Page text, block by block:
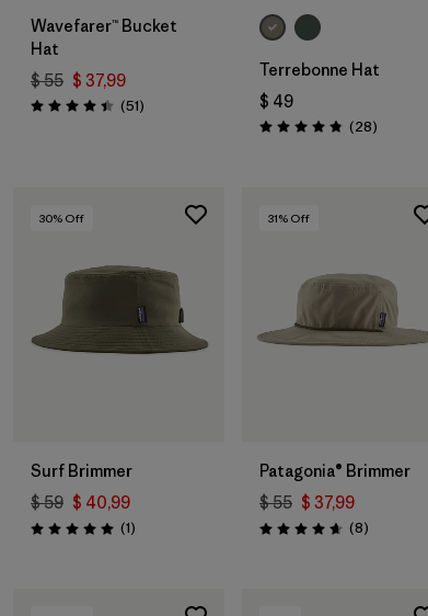
Wavefarer™ Bucket
Hat
$ 55 $ 37,99
Valoración: 4.4 / 5
(51Comentarios
)
Terrebonne Hat
$ 49
Valoración: 4.8 / 5
(28)
30% Off
Surf Brimmer
$ 59 $ 40,99
Valoración: 5.0 / 5
(1Comentarios
)
31% Off
Patagonia® Brimmer
$ 55 $ 37,99
Valoración: 4.6 / 5
(8)